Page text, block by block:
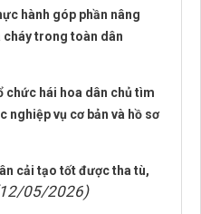
hành góp phần nâng
cháy trong toàn dân
chức hái hoa dân chủ tìm
nghiệp vụ cơ bản và hồ sơ
cải tạo tốt được tha tù,
05/2026)